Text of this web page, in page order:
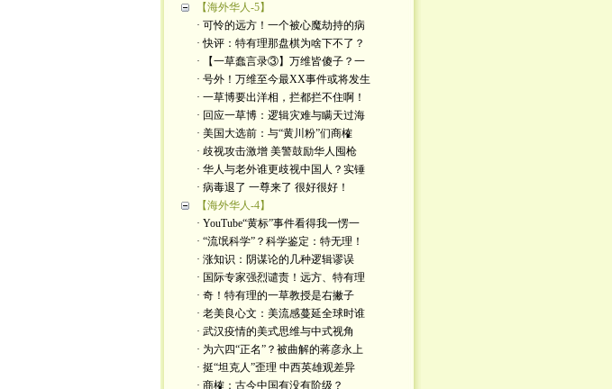
【海外华人-5】
· 可怜的远方！一个被心魔劫持的病
· 快评：特有理那盘棋为啥下不了？
· 【一草蠢言录③】万维皆傻子？一
· 号外！万维至今最XX事件或将发生
· 一草博要出洋相，拦都拦不住啊！
· 回应一草博：逻辑灾难与瞒天过海
· 美国大选前：与“黄川粉”们商榷
· 歧视攻击激增 美警鼓励华人囤枪
· 华人与老外谁更歧视中国人？实锤
· 病毒退了 一尊来了 很好很好！
【海外华人-4】
· YouTube“黄标”事件看得我一愣一
· “流氓科学”？科学鉴定：特无理！
· 涨知识：阴谋论的几种逻辑谬误
· 国际专家强烈谴责！远方、特有理
· 奇！特有理的一草教授是右撇子
· 老美良心文：美流感蔓延全球时谁
· 武汉疫情的美式思维与中式视角
· 为六四“正名”？被曲解的蒋彦永上
· 挺“坦克人”歪理 中西英雄观差异
· 商榷：古今中国有没有阶级？